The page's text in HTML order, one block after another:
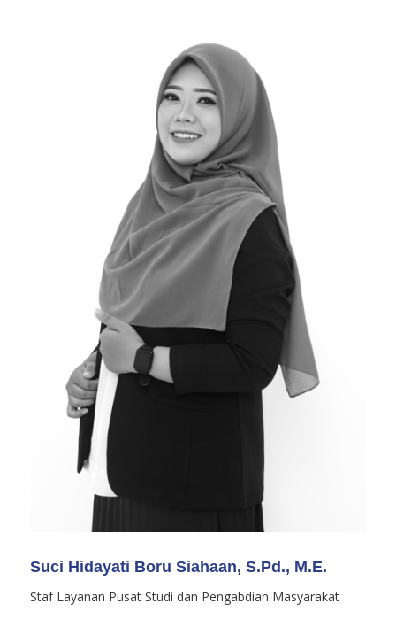
Suci Hidayati Boru Siahaan, S.Pd., M.E.
Staf Layanan Pusat Studi dan Pengabdian Masyarakat